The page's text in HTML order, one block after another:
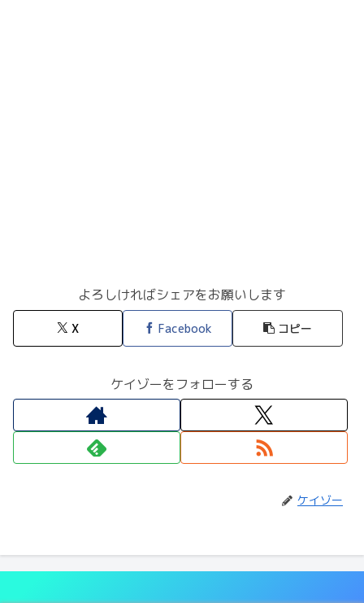
よろしければシェアをお願いします
X Facebook コピー
ケイゾーをフォローする
ケイゾー